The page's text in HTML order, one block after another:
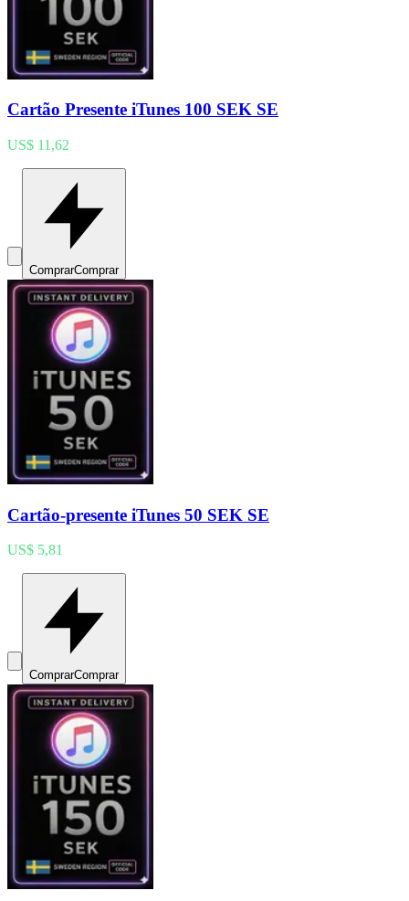
Cartão Presente iTunes 100 SEK SE
US$ 11,62
ComprarComprar
Cartão-presente iTunes 50 SEK SE
US$ 5,81
ComprarComprar